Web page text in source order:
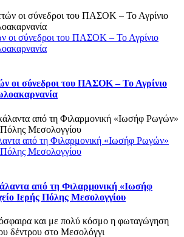
οι σύνεδροι του ΠΑΣΟΚ – Το Αγρίνιο
οι σύνεδροι του ΠΑΣΟΚ – Το Αγρίνιο
από τη Φιλαρμονική «Ιωσήφ Ρωγών»
Πόλης Μεσολογγίου
από τη Φιλαρμονική «Ιωσήφ
Ιερής Πόλης Μεσολογγίου